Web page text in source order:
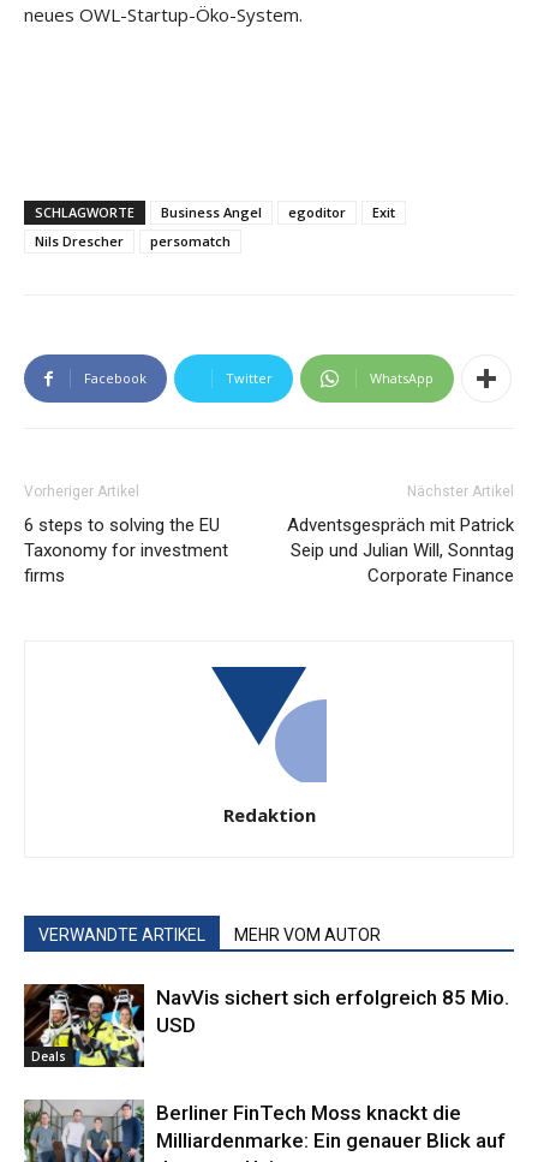
neues OWL-Startup-Öko-System.
SCHLAGWORTE Business Angel egoditor
Exit
Nils Drescher
persomatch
Facebook Twitter WhatsApp
Vorheriger Artikel
6 steps to solving the EU
Taxonomy for investment
firms
Nächster Artikel
Adventsgespräch mit Patrick
Seip und Julian Will, Sonntag
Corporate Finance
Redaktion
VERWANDTE ARTIKEL MEHR VOM AUTOR
Deals
NavVis sichert sich erfolgreich 85 Mio.
USD
Berliner FinTech Moss knackt die
Milliardenmarke: Ein genauer Blick auf